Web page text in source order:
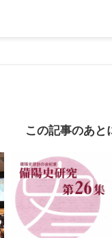
この記事のあと